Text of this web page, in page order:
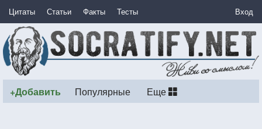
Цитаты Статьи Факты Тесты Вход
+Добавить Популярные Еще